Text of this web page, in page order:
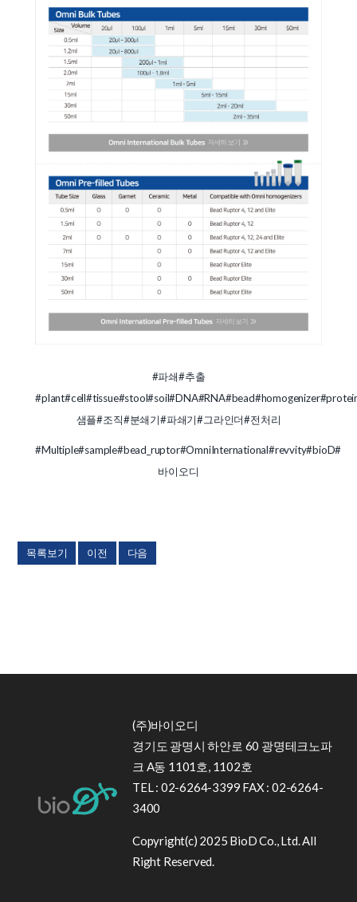
#파쇄#추출
#plant#cell#tissue#stool#soil#DNA#RNA#bead#homogenizer
샘플#조직#분쇄기#파쇄기#그라인더#전처리
#Multiple#sample#bead_ruptor#OmniInternational#revvity#bioD#
바이오디
목록보기 이전 다음
(주)바이오디
경기도 광명시 하안로 60 광명테크노파
크 A동 1101호, 1102호
TEL : 02-6264-3399 FAX : 02-6264-
3400
Copyright(c) 2025 BioD Co., Ltd. All
Right Reserved.